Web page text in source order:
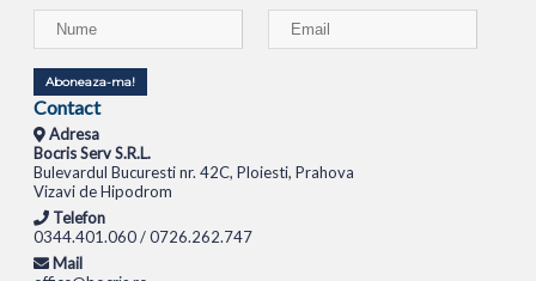
Aboneaza-ma!
Contact
Adresa
Bocris Serv S.R.L.
Bulevardul Bucuresti nr. 42C, Ploiesti, Prahova
Vizavi de Hipodrom
Telefon
0344.401.060 / 0726.262.747
Mail